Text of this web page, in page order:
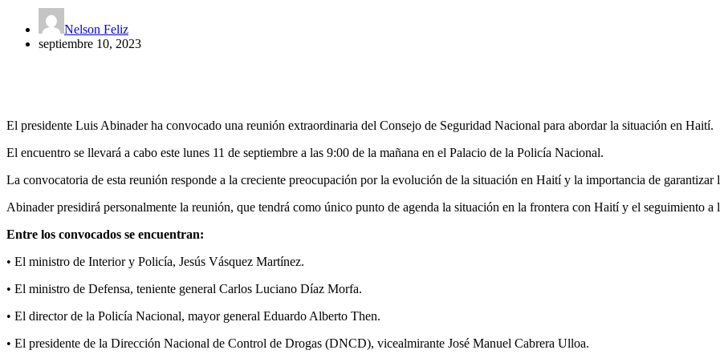
Nelson Feliz
septiembre 10, 2023
El presidente Luis Abinader ha convocado una reunión extraordinaria del Consejo de Seguridad Nacional para abordar la situación en Haití.
El encuentro se llevará a cabo este lunes 11 de septiembre a las 9:00 de la mañana en el Palacio de la Policía Nacional.
La convocatoria de esta reunión responde a la creciente preocupación por la evolución de la situación en Haití y la importancia de
Abinader presidirá personalmente la reunión, que tendrá como único punto de agenda la situación en la frontera con Haití y el seguimiento a
Entre los convocados se encuentran:
• El ministro de Interior y Policía, Jesús Vásquez Martínez.
• El ministro de Defensa, teniente general Carlos Luciano Díaz Morfa.
• El director de la Policía Nacional, mayor general Eduardo Alberto Then.
• El presidente de la Dirección Nacional de Control de Drogas (DNCD), vicealmirante José Manuel Cabrera Ulloa.